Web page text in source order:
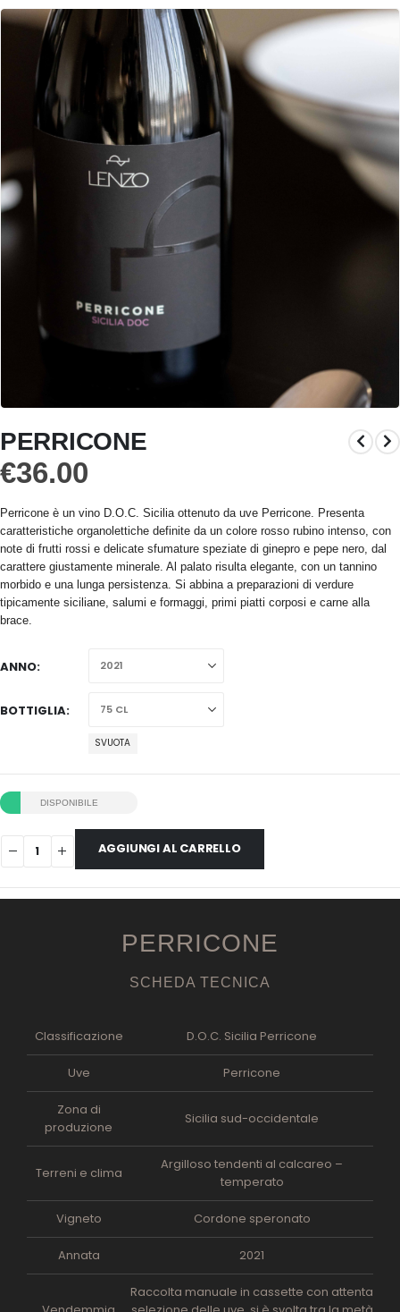
PERRICONE
€36.00
Perricone è un vino D.O.C. Sicilia ottenuto da uve Perricone. Presenta
caratteristiche organolettiche definite da un colore rosso rubino intenso, con
note di frutti rossi e delicate sfumature speziate di ginepro e pepe nero, dal
carattere giustamente minerale. Al palato risulta elegante, con un tannino
morbido e una lunga persistenza. Si abbina a preparazioni di verdure
tipicamente siciliane, salumi e formaggi, primi piatti corposi e carne alla
brace.
ANNO
BOTTIGLIA
SVUOTA
DISPONIBILE
AGGIUNGI AL CARRELLO
PERRICONE
SCHEDA TECNICA
Classificazione D.O.C. Sicilia Perricone
Uve Perricone
Zona di
produzione
Sicilia sud-occidentale
Terreni e clima
Argilloso tendenti al calcareo –
temperato
Vigneto Cordone speronato
Annata 2021
Raccolta manuale in cassette con attenta